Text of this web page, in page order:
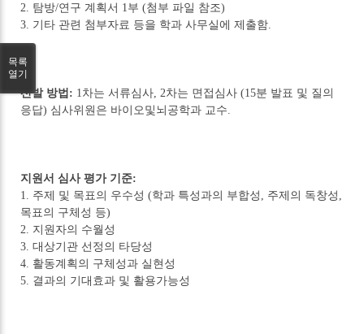
2. 탐방/연구 계획서 1부 (첨부 파일 참조)
3. 기타 관련 첨부자료 등을 학과 사무실에 제출함.
선발 방법: 1차는 서류심사, 2차는 면접심사 (15분 발표 및 질의
응답) 심사위원은 바이오및뇌공학과 교수.
지원서 심사 평가 기준:
1. 주제 및 목표의 우수성 (학과 특성과의 부합성, 주제의 독창성,
목표의 구체성 등)
2. 지원자의 수월성
3. 대상기관 선정의 타당성
4. 활동계획의 구체성과 실현성
5. 결과의 기대효과 및 활용가능성
목록
열기